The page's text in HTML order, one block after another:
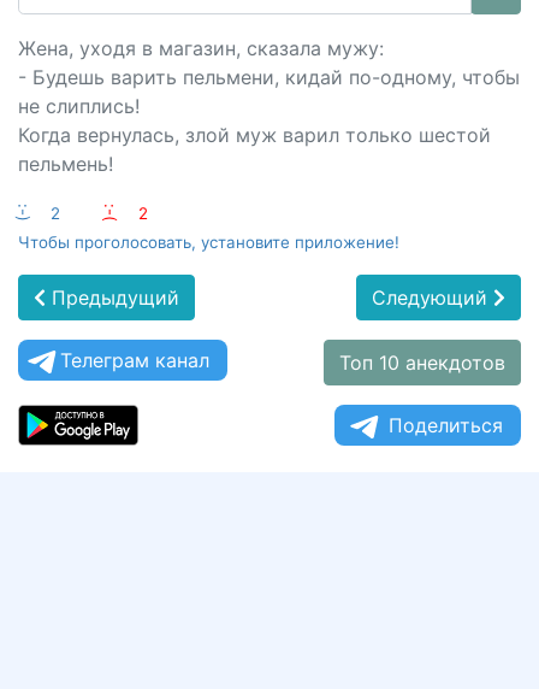
Жена, уходя в магазин, сказала мужу:
- Будешь варить пельмени, кидай по-одному, чтобы
не слиплись!
Когда вернулась, злой муж варил только шестой
пельмень!
:-) 2 :-(
2
Чтобы проголосовать, установите приложение!
Предыдущий Следующий
Телеграм канал Топ 10 анекдотов
Поделиться